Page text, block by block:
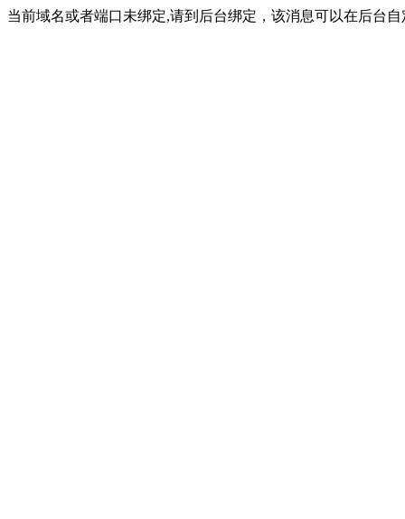
当前域名或者端口未绑定,请到后台绑定，该消息可以在后台自